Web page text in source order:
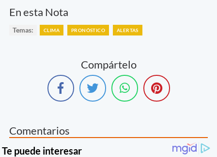
En esta Nota
Temas: CLIMA PRONÓSTICO ALERTAS
Compártelo
Comentarios